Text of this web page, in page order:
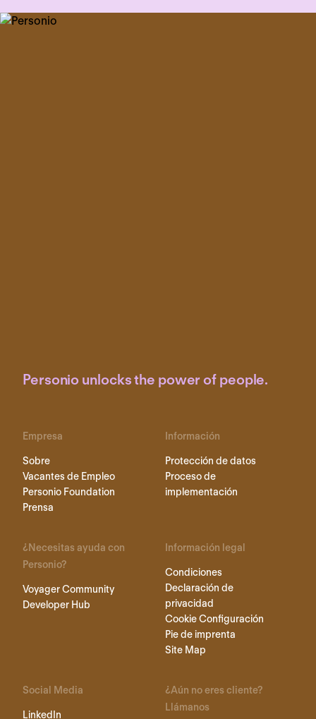
Personio unlocks the power of people.
Empresa
Sobre
Vacantes de Empleo
Personio Foundation
Prensa
Información
Protección de datos
Proceso de
implementación
¿Necesitas ayuda con
Personio?
Voyager Community
Developer Hub
Información legal
Condiciones
Declaración de
privacidad
Cookie Configuración
Pie de imprenta
Site Map
Social Media
LinkedIn
¿Aún no eres cliente?
Llámanos